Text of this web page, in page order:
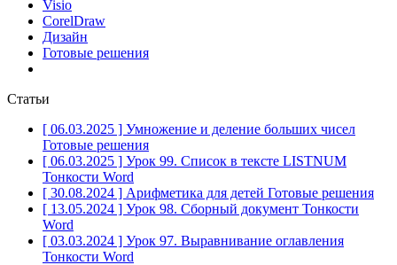
Visio
CorelDraw
Дизайн
Готовые решения
Статьи
[ 06.03.2025 ] Умножение и деление больших чисел
Готовые решения
[ 06.03.2025 ] Урок 99. Список в тексте LISTNUM
Тонкости Word
[ 30.08.2024 ] Арифметика для детей Готовые решения
[ 13.05.2024 ] Урок 98. Сборный документ Тонкости
Word
[ 03.03.2024 ] Урок 97. Выравнивание оглавления
Тонкости Word